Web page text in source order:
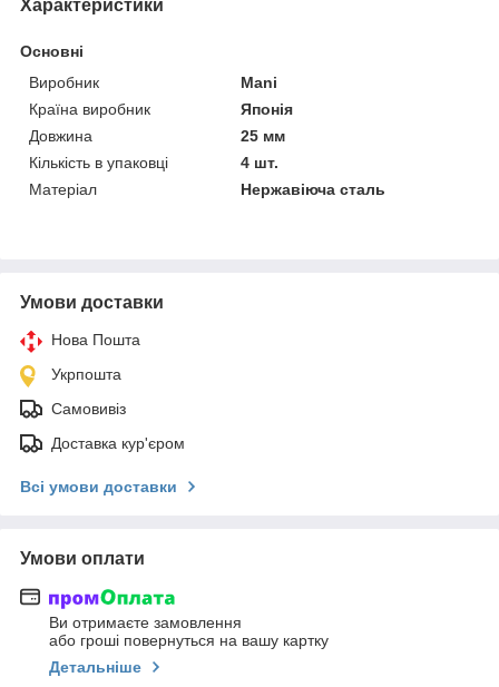
Характеристики
Основні
Виробник
Mani
Країна виробник
Японія
Довжина
25 мм
Кількість в упаковці
4 шт.
Матеріал
Нержавіюча сталь
Умови доставки
Нова Пошта
Укрпошта
Самовивіз
Доставка кур'єром
Всі умови доставки
Умови оплати
Ви отримаєте замовлення
або гроші повернуться на вашу картку
Детальніше